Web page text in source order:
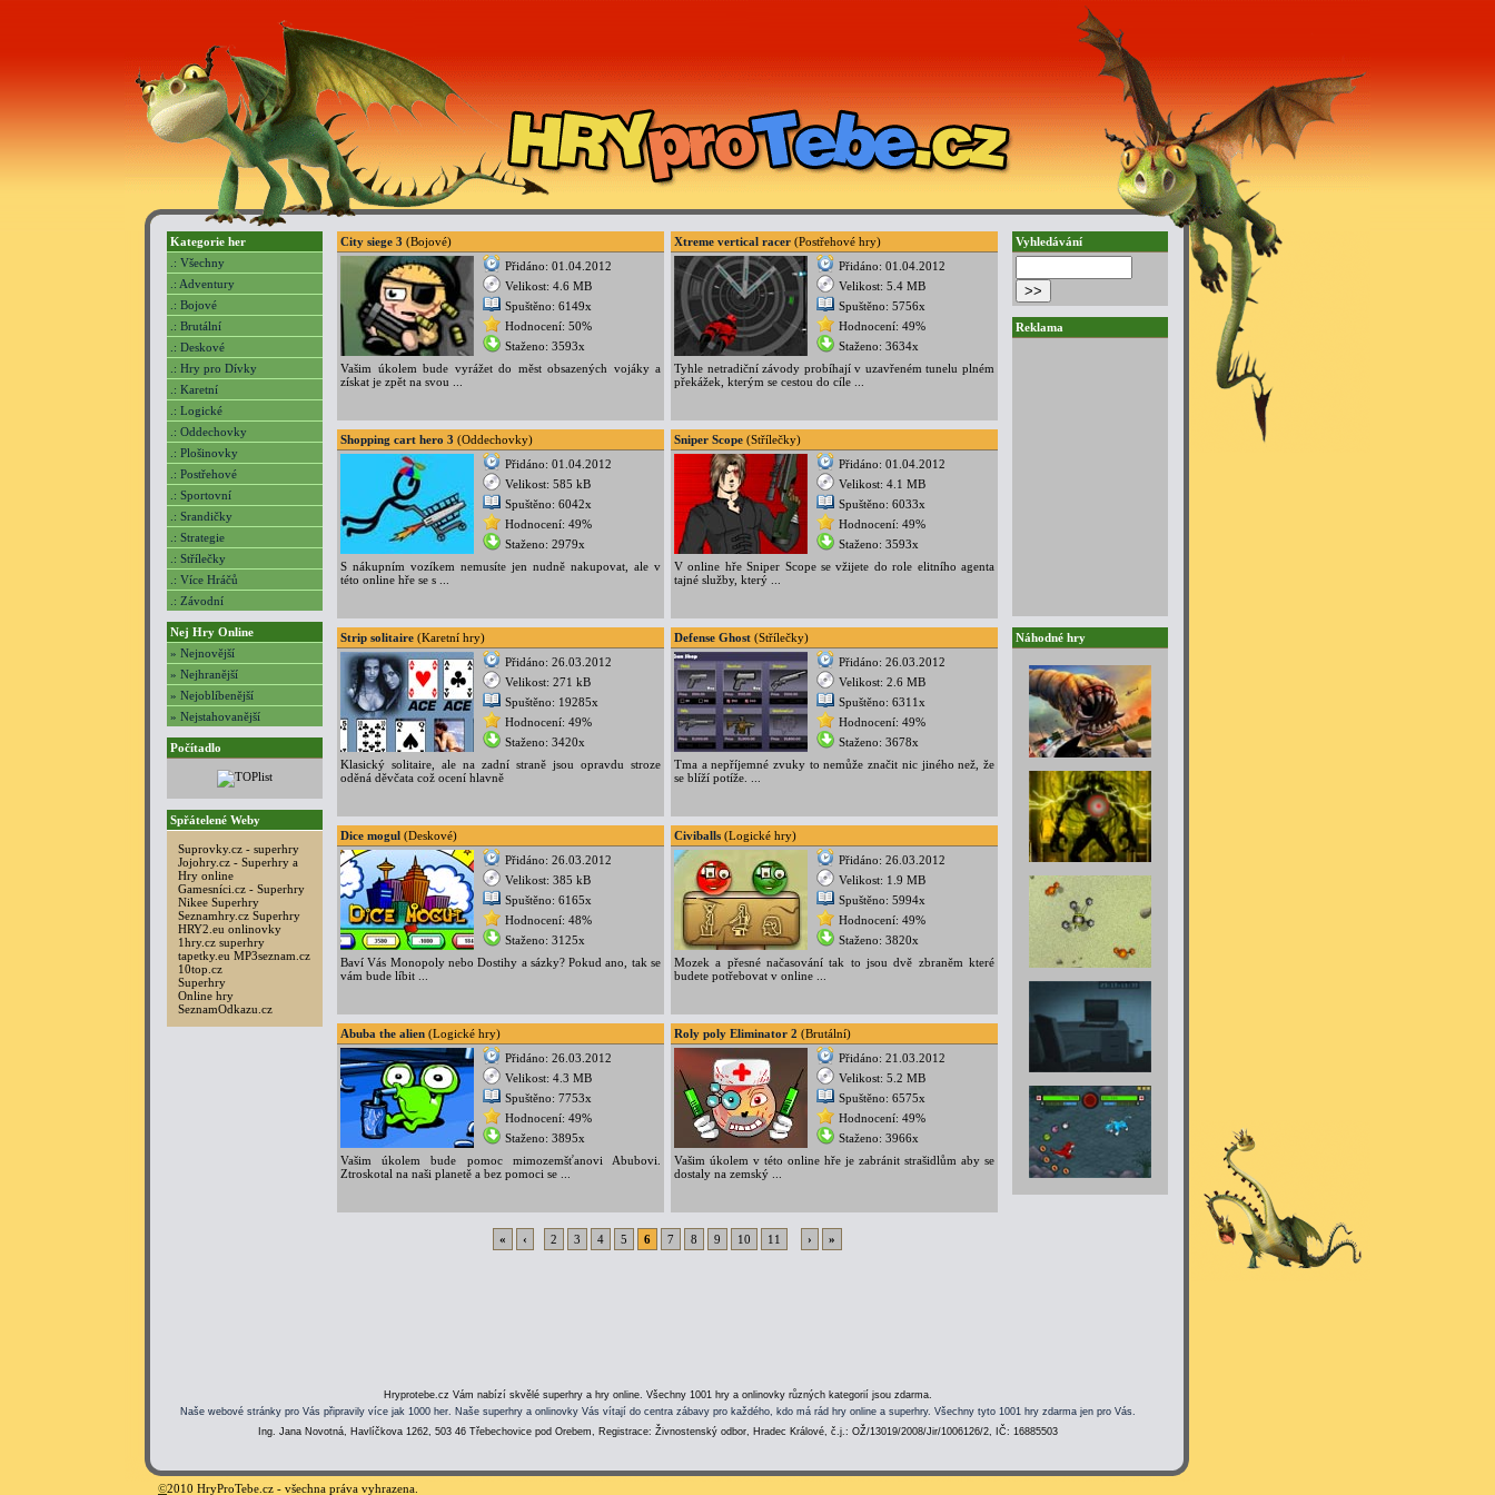
Kategorie her
.: Všechny
.: Adventury
.: Bojové
.: Brutální
.: Deskové
.: Hry pro Dívky
.: Karetní
.: Logické
.: Oddechovky
.: Plošinovky
.: Postřehové
.: Sportovní
.: Srandičky
.: Strategie
.: Střílečky
.: Více Hráčů
.: Závodní
Nej Hry Online
» Nejnovější
» Nejhranější
» Nejoblíbenější
» Nejstahovanější
Počítadlo
Spřátelené Weby
Suprovky.cz - superhry
Jojohry.cz - Superhry a
Hry online
Gamesníci.cz - Superhry
Nikee Superhry
Seznamhry.cz Superhry
HRY2.eu onlinovky
1hry.cz superhry
tapetky.eu MP3seznam.cz
10top.cz
Superhry
Online hry
SeznamOdkazu.cz
Vyhledávání
Reklama
Náhodné hry
City siege 3 (Bojové)
Přidáno: 01.04.2012
Velikost: 4.6 MB
Spuštěno: 6149x
Hodnocení: 50%
Staženo: 3593x
Vašim úkolem bude vyrážet do měst obsazených vojáky a
získat je zpět na svou ...
Xtreme vertical racer (Postřehové hry)
Přidáno: 01.04.2012
Velikost: 5.4 MB
Spuštěno: 5756x
Hodnocení: 49%
Staženo: 3634x
Tyhle netradiční závody probíhají v uzavřeném tunelu plném
překážek, kterým se cestou do cíle ...
Shopping cart hero 3 (Oddechovky)
Přidáno: 01.04.2012
Velikost: 585 kB
Spuštěno: 6042x
Hodnocení: 49%
Staženo: 2979x
S nákupním vozíkem nemusíte jen nudně nakupovat, ale v
této online hře se s ...
Sniper Scope (Střílečky)
Přidáno: 01.04.2012
Velikost: 4.1 MB
Spuštěno: 6033x
Hodnocení: 49%
Staženo: 3593x
V online hře Sniper Scope se vžijete do role elitního agenta
tajné služby, který ...
Strip solitaire (Karetní hry)
Přidáno: 26.03.2012
Velikost: 271 kB
Spuštěno: 19285x
Hodnocení: 49%
Staženo: 3420x
Klasický solitaire, ale na zadní straně jsou opravdu stroze
oděná děvčata což ocení hlavně
Defense Ghost (Střílečky)
Přidáno: 26.03.2012
Velikost: 2.6 MB
Spuštěno: 6311x
Hodnocení: 49%
Staženo: 3678x
Tma a nepříjemné zvuky to nemůže značit nic jiného než, že
se blíží potíže. ...
Dice mogul (Deskové)
Přidáno: 26.03.2012
Velikost: 385 kB
Spuštěno: 6165x
Hodnocení: 48%
Staženo: 3125x
Baví Vás Monopoly nebo Dostihy a sázky? Pokud ano, tak se
vám bude líbit ...
Civiballs (Logické hry)
Přidáno: 26.03.2012
Velikost: 1.9 MB
Spuštěno: 5994x
Hodnocení: 49%
Staženo: 3820x
Mozek a přesné načasování tak to jsou dvě zbraněm které
budete potřebovat v online ...
Abuba the alien (Logické hry)
Přidáno: 26.03.2012
Velikost: 4.3 MB
Spuštěno: 7753x
Hodnocení: 49%
Staženo: 3895x
Vašim úkolem bude pomoc mimozemšťanovi Abubovi.
Ztroskotal na naši planetě a bez pomoci se ...
Roly poly Eliminator 2 (Brutální)
Přidáno: 21.03.2012
Velikost: 5.2 MB
Spuštěno: 6575x
Hodnocení: 49%
Staženo: 3966x
Vašim úkolem v této online hře je zabránit strašidlům aby se
dostaly na zemský ...
« ‹ 2 3 4 5 6 7 8 9 10 11 › »
Hryprotebe.cz Vám nabízí skvělé superhry a hry online. Všechny 1001 hry a onlinovky různých kategorií jsou zdarma.
Naše webové stránky pro Vás připravily více jak 1000 her. Naše superhry a onlinovky Vás vítají do centra zábavy pro každého, kdo má rád hry online a superhry. Všechny tyto 1001 hry zdarma jen pro Vás.
Ing. Jana Novotná, Havlíčkova 1262, 503 46 Třebechovice pod Orebem, Registrace: Živnostenský odbor, Hradec Králové, č.j.: OŽ/13019/2008/Jir/1006126/2, IČ: 16885503
©2010 HryProTebe.cz - všechna práva vyhrazena.